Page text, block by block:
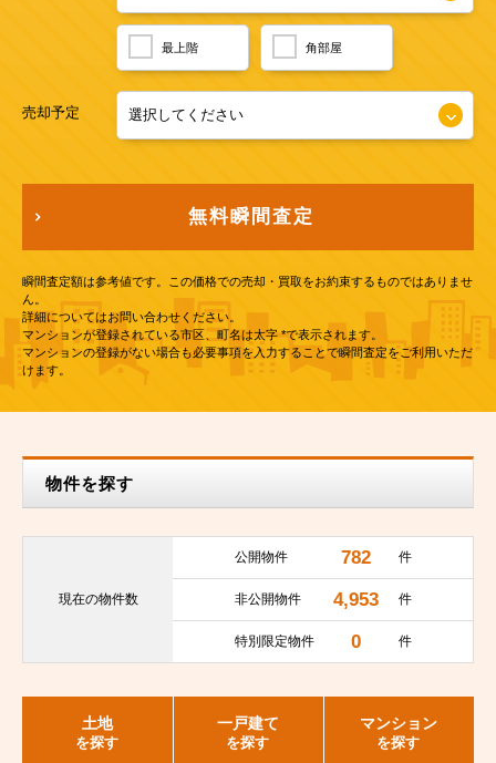
最上階 角部屋
売却予定
無料瞬間査定
瞬間査定額は参考値です。この価格での売却・買取をお約束するものではありませ
ん。
詳細についてはお問い合わせください。
マンションが登録されている市区、町名は太字 *で表示されます。
マンションの登録がない場合も必要事項を入力することで瞬間査定をご利用いただ
けます。
物件を探す
現在の物件数
公開物件 782 件
非公開物件 4,953 件
特別限定物件 0 件
土地
を探す
一戸建て
を探す
マンション
を探す